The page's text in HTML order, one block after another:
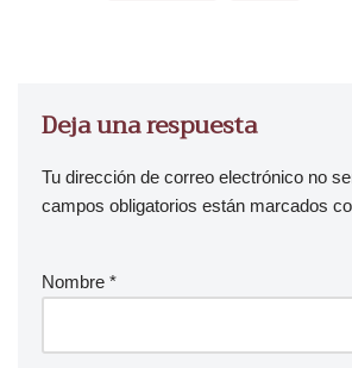
Deja una respuesta
Tu dirección de correo electrónico no
campos obligatorios están marcados
Nombre *